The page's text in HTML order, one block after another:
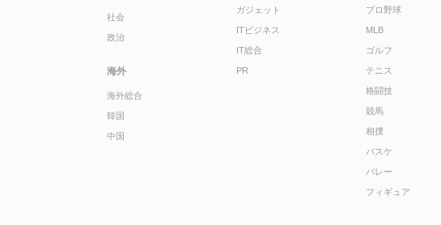
社会
政治
海外
海外総合
韓国
中国
ガジェット
ITビジネス
IT総合
PR
プロ野球
MLB
ゴルフ
テニス
格闘技
競馬
相撲
バスケ
バレー
フィギュア